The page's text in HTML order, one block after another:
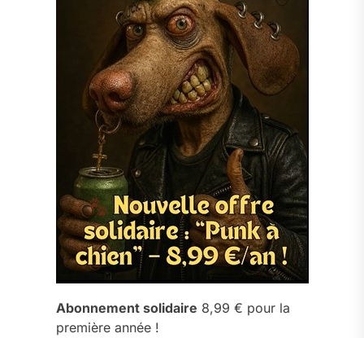
Abonnement solidaire 8,99 € pour la
première année !